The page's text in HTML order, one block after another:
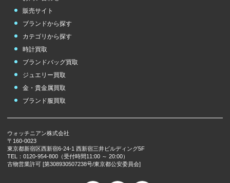
販売サイト
ブランドから探す
カテゴリから探す
時計買取
ブランドバッグ買取
ジュエリー買取
金・貴金属買取
ブランド服買取
ウォッチニアン株式会社
〒160-0023
東京都新宿区西新宿6-24-1 西新宿三井ビルディング5F
TEL：0120-954-800（受付時間11:00 ～ 20:00）
古物営業許可 [第308930507238号/東京都公安委員会]